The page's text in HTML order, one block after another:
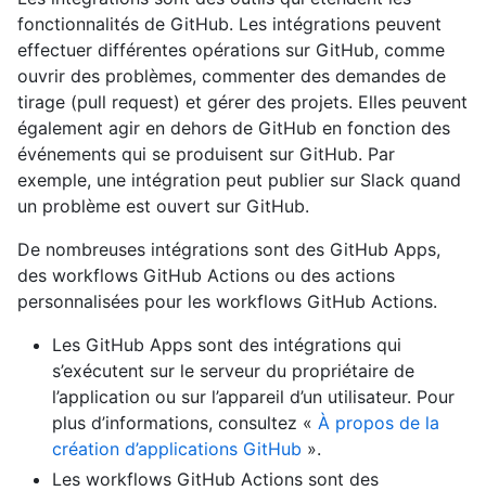
fonctionnalités de GitHub. Les intégrations peuvent
effectuer différentes opérations sur GitHub, comme
ouvrir des problèmes, commenter des demandes de
tirage (pull request) et gérer des projets. Elles peuvent
également agir en dehors de GitHub en fonction des
événements qui se produisent sur GitHub. Par
exemple, une intégration peut publier sur Slack quand
un problème est ouvert sur GitHub.
De nombreuses intégrations sont des GitHub Apps,
des workflows GitHub Actions ou des actions
personnalisées pour les workflows GitHub Actions.
Les GitHub Apps sont des intégrations qui
s’exécutent sur le serveur du propriétaire de
l’application ou sur l’appareil d’un utilisateur. Pour
plus d’informations, consultez « À propos de la
création d’applications GitHub ».
Les workflows GitHub Actions sont des